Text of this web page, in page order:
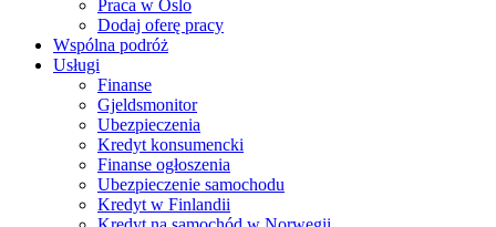
Praca w Oslo
Dodaj oferę pracy
Wspólna podróż
Usługi
Finanse
Gjeldsmonitor
Ubezpieczenia
Kredyt konsumencki
Finanse ogłoszenia
Ubezpieczenie samochodu
Kredyt w Finlandii